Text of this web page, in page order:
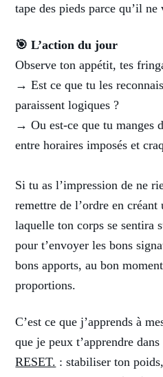
tape des pieds parce qu’il
🎯 L’action du jour
Observe ton appétit, tes
→ Est ce que tu les
paraissent logiques ?
→ Ou est-ce que tu manges
entre horaires imposés et
Si tu as l’impression de ne
remettre de l’ordre en créant
laquelle ton corps se sentira
pour t’envoyer les bons
bons apports, au bon
proportions.
C’est ce que j’apprends à
que je peux t’apprendre dans
RESET. : stabiliser ton